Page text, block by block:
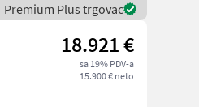
Premium Plus trgovac
18.921 €
sa 19% PDV-a
15.900 € neto